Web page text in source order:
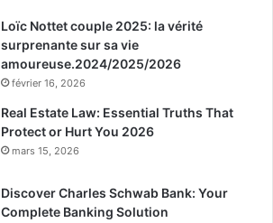
Loïc Nottet couple 2025: la vérité
surprenante sur sa vie
amoureuse.2024/2025/2026
février 16, 2026
Real Estate Law: Essential Truths That
Protect or Hurt You 2026
mars 15, 2026
Discover Charles Schwab Bank: Your
Complete Banking Solution